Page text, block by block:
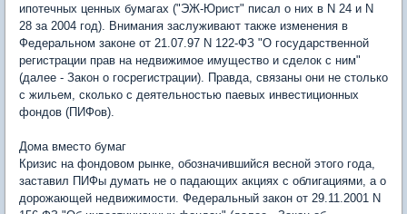
ипотечных ценных бумагах ("ЭЖ-Юрист" писал о них в N 24 и N
28 за 2004 год). Внимания заслуживают также изменения в
Федеральном законе от 21.07.97 N 122-ФЗ "О государственной
регистрации прав на недвижимое имущество и сделок с ним"
(далее - Закон о госрегистрации). Правда, связаны они не столько
с жильем, сколько с деятельностью паевых инвестиционных
фондов (ПИФов).
Дома вместо бумаг
Кризис на фондовом рынке, обозначившийся весной этого года,
заставил ПИФы думать не о падающих акциях с облигациями, а о
дорожающей недвижимости. Федеральный закон от 29.11.2001 N